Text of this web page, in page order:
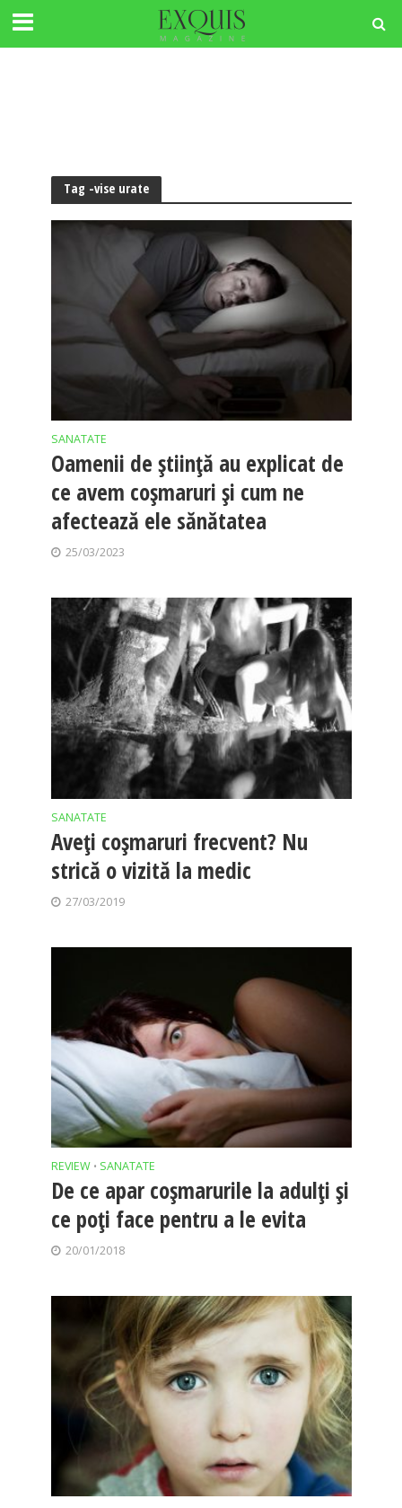
Tag -vise urate
SANATATE
Oamenii de știință au explicat de
ce avem coșmaruri și cum ne
afectează ele sănătatea
25/03/2023
SANATATE
Aveți coșmaruri frecvent? Nu
strică o vizită la medic
27/03/2019
REVIEW • SANATATE
De ce apar coșmarurile la adulți și
ce poți face pentru a le evita
20/01/2018